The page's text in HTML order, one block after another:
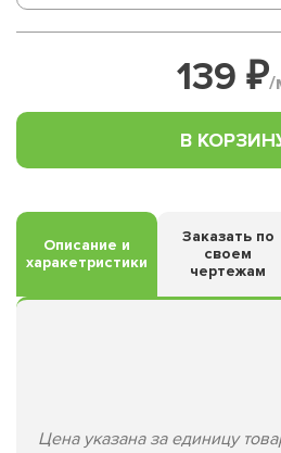
139 ₽/
В
Описание и
харакетристики
Заказать по
своем
чертежам
Цена указана за единицу